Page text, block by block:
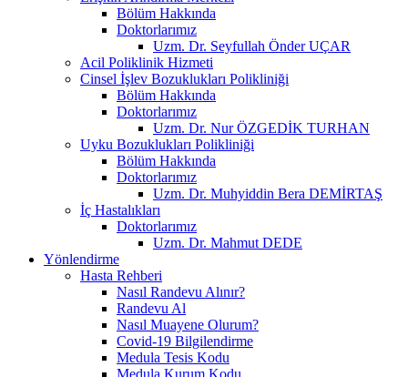
Bölüm Hakkında
Doktorlarımız
Uzm. Dr. Seyfullah Önder UÇAR
Acil Poliklinik Hizmeti
Cinsel İşlev Bozuklukları Polikliniği
Bölüm Hakkında
Doktorlarımız
Uzm. Dr. Nur ÖZGEDİK TURHAN
Uyku Bozuklukları Polikliniği
Bölüm Hakkında
Doktorlarımız
Uzm. Dr. Muhyiddin Bera DEMİRTAŞ
İç Hastalıkları
Doktorlarımız
Uzm. Dr. Mahmut DEDE
Yönlendirme
Hasta Rehberi
Nasıl Randevu Alınır?
Randevu Al
Nasıl Muayene Olurum?
Covid-19 Bilgilendirme
Medula Tesis Kodu
Medula Kurum Kodu